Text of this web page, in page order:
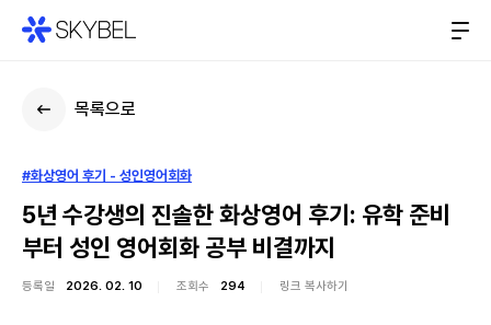
목록으로
#화상영어 후기 - 성인영어회화
5년 수강생의 진솔한 화상영어 후기: 유학 준비
부터 성인 영어회화 공부 비결까지
등록일 2026. 02. 10 조회수 294 링크 복사하기